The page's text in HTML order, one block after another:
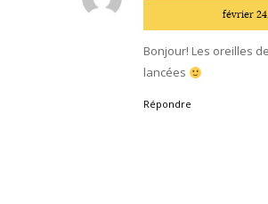
février
Bonjour! Les oreilles
lancées
Répondre